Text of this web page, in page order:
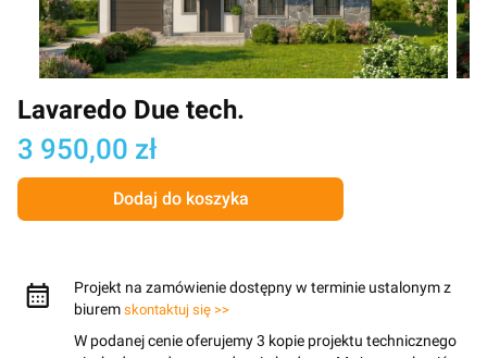
Lavaredo Due tech.
Cena
3 950,00 zł
Dodaj do koszyka
Projekt na zamówienie dostępny w terminie ustalonym z
biurem skontaktuj się >>
W podanej cenie oferujemy 3 kopie projektu technicznego